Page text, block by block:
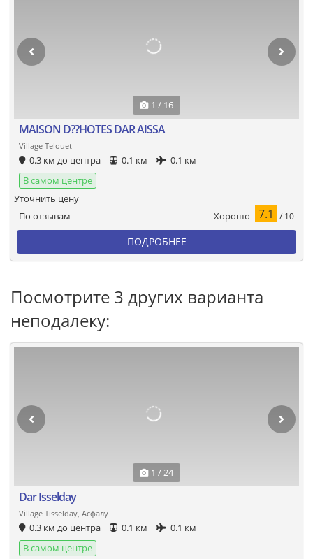
1 / 16
MAISON D??HOTES DAR AISSA
Village Telouet
0.3 км до центра 0.1 км
0.1 км
В самом центре
По отзывам Хорошо 7.1 / 10
Уточнить цену
ПОДРОБНЕЕ
Посмотрите 3 других варианта
неподалеку:
1 / 24
Dar Isselday
Village Tisselday, Асфалу
0.3 км до центра 0.1 км
0.1 км
В самом центре